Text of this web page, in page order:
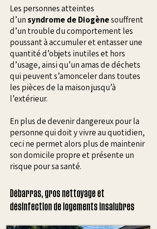
Les personnes atteintes
d’unsyndrome de Diogènesouffrent
d’un trouble du comportement les
poussant à accumuler et entasser une
quantité d’objets inutiles et hors
d’usage, ainsi qu’un amas de déchets
qui peuvent s’amonceler dans toutes
les pièces de la maison jusqu’à
l’extérieur.​
En plus de devenir dangereux pour la
personne qui doit y vivre au quotidien,
ceci ne permet alors plus de maintenir
son domicile propre et présente un
risque pour sa santé.
Débarras, gros nettoyage et
désinfection de logements insalubres